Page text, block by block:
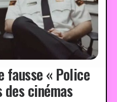
fausse « Police
cinémas